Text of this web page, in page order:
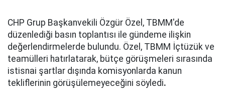
CHP Grup Başkanvekili Özgür Özel, TBMM'de
düzenlediği basın toplantısı ile gündeme ilişkin
değerlendirmelerde bulundu. Özel, TBMM İçtüzük ve
teamülleri hatırlatarak, bütçe görüşmeleri sırasında
istisnai şartlar dışında komisyonlarda kanun
tekliflerinin görüşülemeyeceğini söyledi.